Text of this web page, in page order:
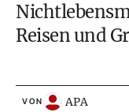
Reisen und
VON APA